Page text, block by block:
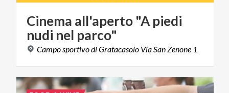
Cinema all'aperto "A piedi
nudi nel parco"
CamposportivodiGratacasolo ViaSanZenone 1